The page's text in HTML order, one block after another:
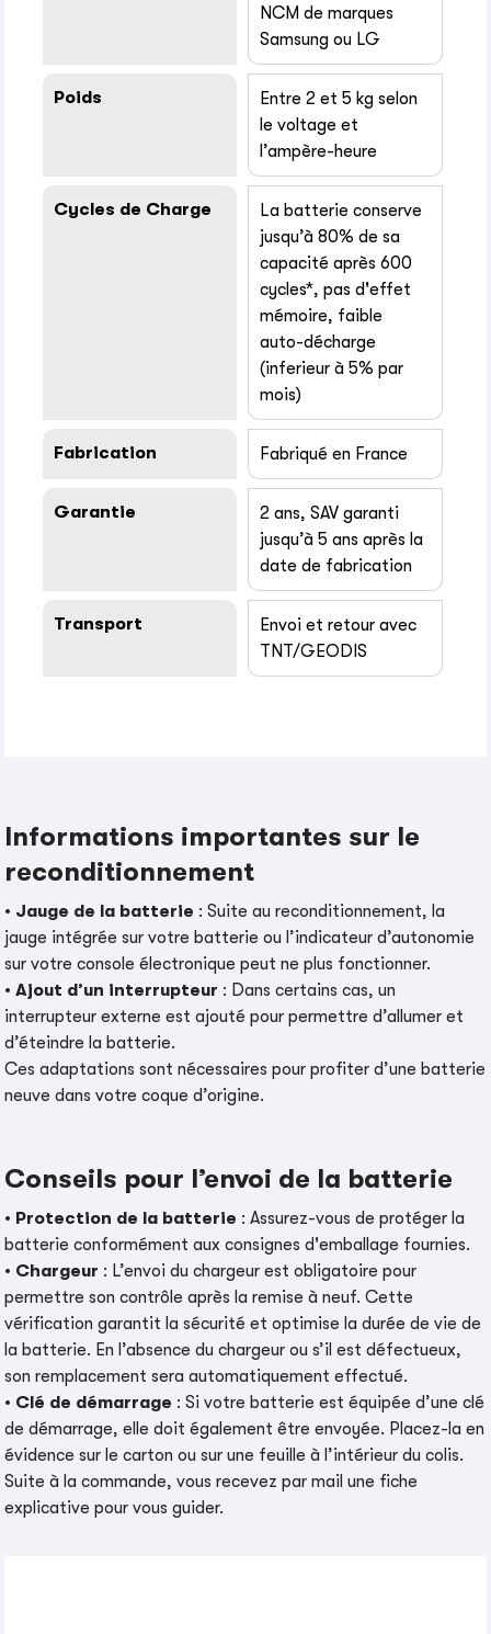
NCM de marques
Samsung ou LG
Poids
Entre 2 et 5 kg selon
le voltage et
l’ampère-heure
Cycles de Charge
La batterie conserve
jusqu’à 80% de sa
capacité après 600
cycles*, pas d'effet
mémoire, faible
auto-décharge
(inferieur à 5% par
mois)
Fabrication Fabriqué en France
Garantie
2 ans, SAV garanti
jusqu’à 5 ans après la
date de fabrication
Transport
Envoi et retour avec
TNT/GEODIS
Informations importantes sur le
reconditionnement
• Jauge de la batterie : Suite au reconditionnement, la
jauge intégrée sur votre batterie ou l’indicateur d’autonomie
sur votre console électronique peut ne plus fonctionner.
•Ajout d’un interrupteur : Dans certains cas, un
interrupteur externe est ajouté pour permettre d’allumer et
d’éteindre la batterie.
Ces adaptations sont nécessaires pour profiter d’une batterie
neuve dans votre coque d’origine.
Conseils pour l’envoi de la batterie
• Protection de la batterie : Assurez-vous de protéger la
batterie conformément aux consignes d'emballage fournies.
• Chargeur : L’envoi du chargeur est obligatoire pour
permettre son contrôle après la remise à neuf. Cette
vérification garantit la sécurité et optimise la durée de vie de
la batterie. En l’absence du chargeur ou s’il est défectueux,
son remplacement sera automatiquement effectué.
• Clé de démarrage : Si votre batterie est équipée d’une clé
de démarrage, elle doit également être envoyée. Placez-la en
évidence sur le carton ou sur une feuille à l’intérieur du colis.
Suite à la commande, vous recevez par mail une fiche
explicative pour vous guider.